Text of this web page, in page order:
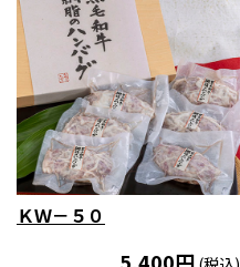
ＫＷ－５０